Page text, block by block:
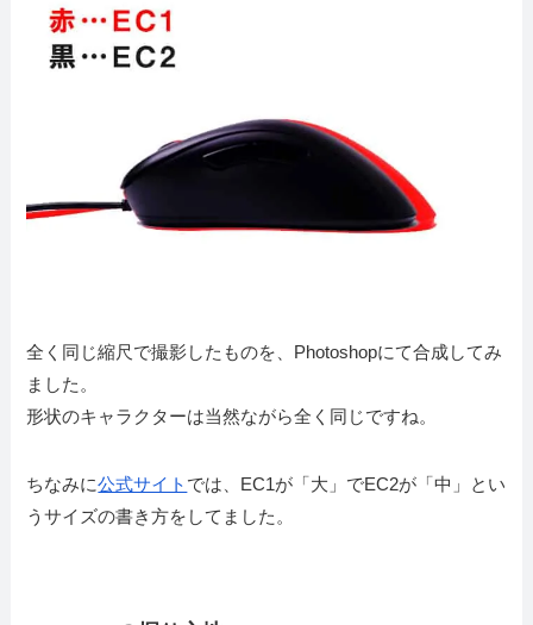
全く同じ縮尺で撮影したものを、Photoshopにて合成してみ
ました。
形状のキャラクターは当然ながら全く同じですね。
ちなみに公式サイト では、EC1が「大」でEC2が「中」とい
うサイズの書き方をしてました。